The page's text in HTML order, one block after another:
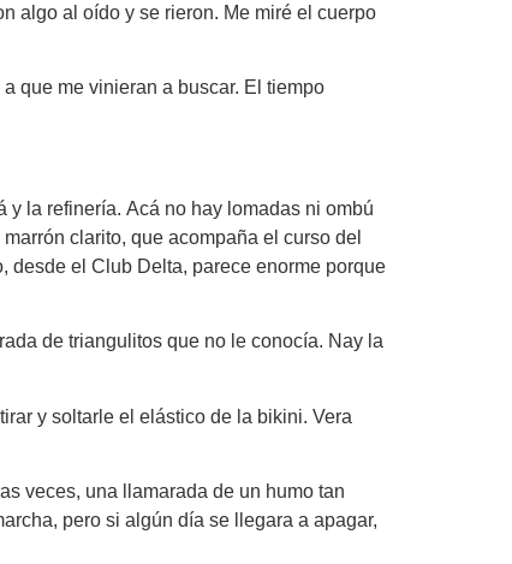
algo al oído y se rieron. Me miré el cuerpo
que me vinieran a buscar. El tiempo
la refinería. Acá no hay lomadas ni ombú
clarito, que acompaña el curso del
desde el Club Delta, parece enorme porque
de triangulitos que no le conocía. Nay la
y soltarle el elástico de la bikini. Vera
veces, una llamarada de un humo tan
pero si algún día se llegara a apagar,